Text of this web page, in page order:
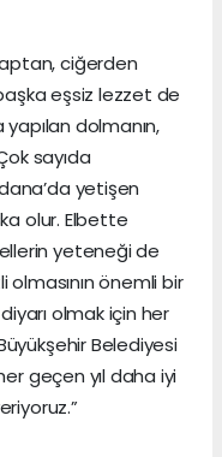
ciğerden
eşsiz lezzet de
dolmanın,
sayıda
yetişen
olur. Elbette
yeteneği de
önemli bir
olmak için her
Belediyesi
geçen yıl daha iyi